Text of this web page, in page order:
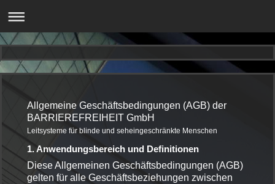
Allgemeine Geschäftsbedingungen (AGB) der
BARRIEREFREIHEIT GmbH
Leitsysteme für blinde und seheingeschränkte Menschen
1. Anwendungsbereich und Definitionen
Diese Allgemeinen Geschäftsbedingungen (AGB)
gelten für alle Geschäftsbeziehungen zwischen